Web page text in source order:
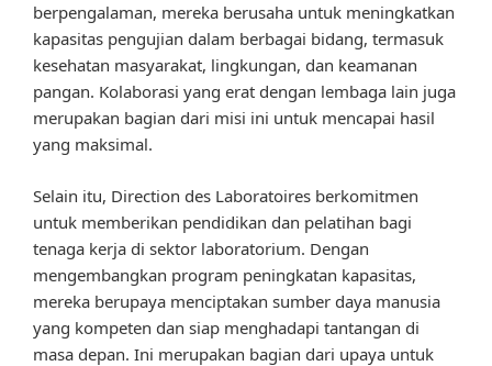
berpengalaman, mereka berusaha untuk meningkatkan
kapasitas pengujian dalam berbagai bidang, termasuk
kesehatan masyarakat, lingkungan, dan keamanan
pangan. Kolaborasi yang erat dengan lembaga lain juga
merupakan bagian dari misi ini untuk mencapai hasil
yang maksimal.
Selain itu, Direction des Laboratoires berkomitmen
untuk memberikan pendidikan dan pelatihan bagi
tenaga kerja di sektor laboratorium. Dengan
mengembangkan program peningkatan kapasitas,
mereka berupaya menciptakan sumber daya manusia
yang kompeten dan siap menghadapi tantangan di
masa depan. Ini merupakan bagian dari upaya untuk